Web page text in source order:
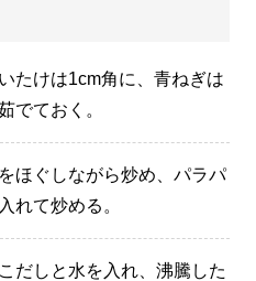
たけは1cm角に、青ねぎは
でておく。
ほぐしながら炒め、パラパ
れて炒める。
だしと水を入れ、沸騰した